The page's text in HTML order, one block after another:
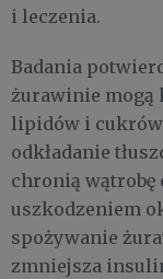
i leczenia.
Badania
żurawinie mogą
lipidów i
odkładanie
chronią wątrobę
uszkodzeniem
spożywanie
zmniejsza